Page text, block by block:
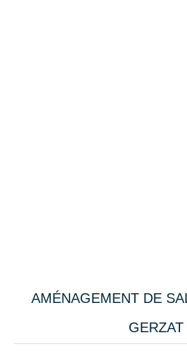
AMÉNAGEMENT DE
GERZAT